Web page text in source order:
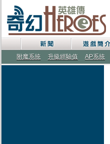
附魔系統 升級經驗值 AP系統